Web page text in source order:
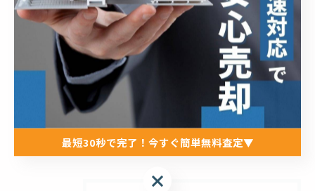
#不動産情報
#七尾ライフ
< 前のページ 一覧に戻る 次のページ >
最短30秒で完了！今すぐ簡単無料査定▼
最短30秒で完了！今すぐ簡単無料査定▼